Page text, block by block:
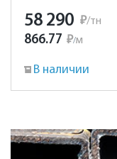
58 290 ₽/тн
866.77 ₽/м
В наличии